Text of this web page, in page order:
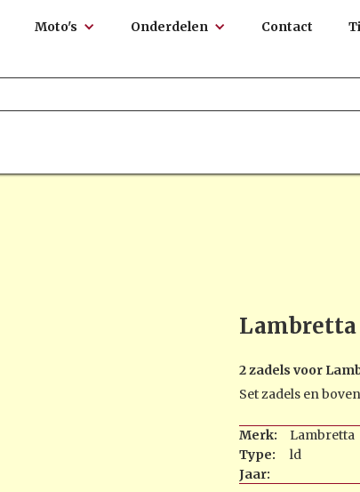
Moto's Onderdelen Contact
Lambretta
2 zadels voor
Set zadels en
Merk:
Lambretta
Type:
ld
Jaar: